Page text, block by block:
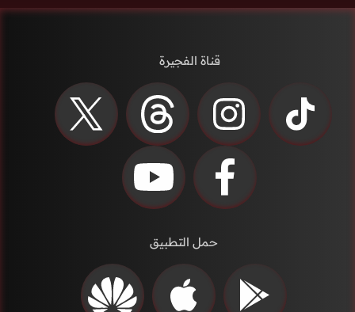
قناة الفجيرة
حمل التطبيق